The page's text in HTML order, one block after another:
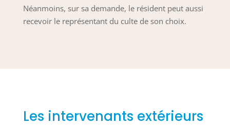
Néanmoins, sur sa demande, le résident peut aussi
recevoir le représentant du culte de son choix.
Les intervenants extérieurs